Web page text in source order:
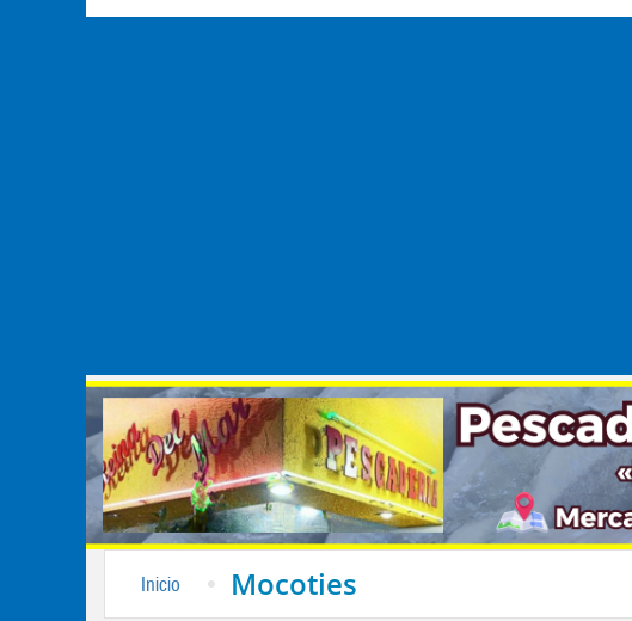
Inicio Mocoties